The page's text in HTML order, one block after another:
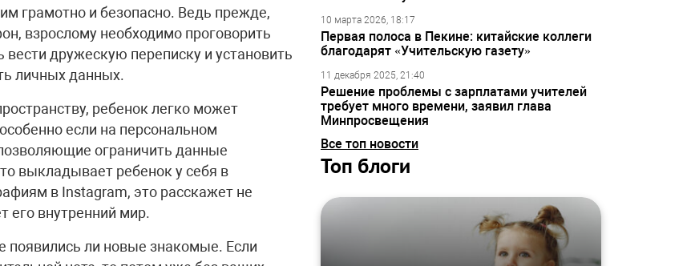
грамотно и безопасно. Ведь прежде,
взрослому необходимо проговорить
дружескую переписку и установить
личных данных.
ребенок легко может
если на персональном
ограничить данные
выкладывает ребенок у себя в
в Instagram, это расскажет не
его внутренний мир.
появились ли новые знакомые. Если
10 марта 2026, 18:17
Первая полоса в Пекине: китайские коллеги
благодарят «Учительскую газету»
11 декабря 2025, 21:40
Решение проблемы с зарплатами учителей
требует много времени, заявил глава
Минпросвещения
Все топ новости
Топ блоги